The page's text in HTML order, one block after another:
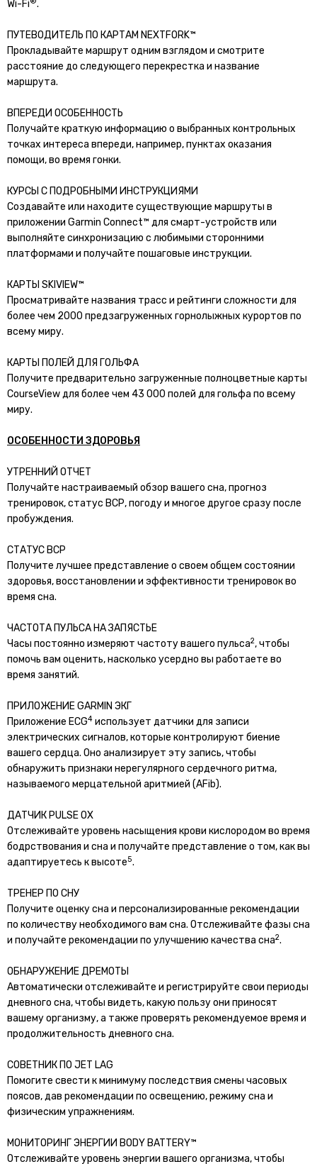
Wi-Fi
.
ПУТЕВОДИТЕЛЬ ПО КАРТАМ NEXTFORK™
Прокладывайте маршрут одним взглядом и смотрите
расстояние до следующего перекрестка и название
маршрута.
ВПЕРЕДИ ОСОБЕННОСТЬ
Получайте краткую информацию о выбранных контрольных
точках интереса впереди, например, пунктах оказания
помощи, во время гонки.
КУРСЫ С ПОДРОБНЫМИ ИНСТРУКЦИЯМИ
Создавайте или находите существующие маршруты в
приложении Garmin Connect™ для смарт-устройств или
выполняйте синхронизацию с любимыми сторонними
платформами и получайте пошаговые инструкции.
КАРТЫ SKIVIEW™
Просматривайте названия трасс и рейтинги сложности для
более чем 2000 предзагруженных горнолыжных курортов по
всему миру.
КАРТЫ ПОЛЕЙ ДЛЯ ГОЛЬФА
Получите предварительно загруженные полноцветные карты
CourseView для более чем 43 000 полей для гольфа по всему
миру.
ОСОБЕННОСТИ ЗДОРОВЬЯ
УТРЕННИЙ ОТЧЕТ
Получайте настраиваемый обзор вашего сна, прогноз
тренировок, статус ВСР, погоду и многое другое сразу после
пробуждения.
СТАТУС ВСР
Получите лучшее представление о своем общем состоянии
здоровья, восстановлении и эффективности тренировок во
время сна.
ЧАСТОТА ПУЛЬСА НА ЗАПЯСТЬЕ
Часы постоянно измеряют частоту вашего пульса2, чтобы
помочь вам оценить, насколько усердно вы работаете во
время занятий.
ПРИЛОЖЕНИЕ GARMIN ЭКГ
Приложение ECG4 использует датчики для записи
электрических сигналов, которые контролируют биение
вашего сердца. Оно анализирует эту запись, чтобы
обнаружить признаки нерегулярного сердечного ритма,
называемого мерцательной аритмией (AFib).
ДАТЧИК PULSE OX
Отслеживайте уровень насыщения крови кислородом во время
бодрствования и сна и получайте представление о том, как вы
адаптируетесь к высоте5.
ТРЕНЕР ПО СНУ
Получите оценку сна и персонализированные рекомендации
по количеству необходимого вам сна. Отслеживайте фазы сна
и получайте рекомендации по улучшению качества сна2.
ОБНАРУЖЕНИЕ ДРЕМОТЫ
Автоматически отслеживайте и регистрируйте свои периоды
дневного сна, чтобы видеть, какую пользу они приносят
вашему организму, а также проверять рекомендуемое время и
продолжительность дневного сна.
СОВЕТНИК ПО JET LAG
Помогите свести к минимуму последствия смены часовых
поясов, дав рекомендации по освещению, режиму сна и
физическим упражнениям.
МОНИТОРИНГ ЭНЕРГИИ BODY BATTERY™
Отслеживайте уровень энергии вашего организма, чтобы